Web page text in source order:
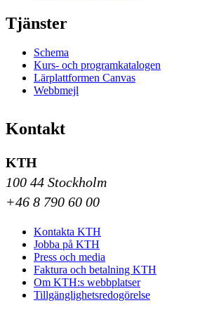
Tjänster
Schema
Kurs- och programkatalogen
Lärplattformen Canvas
Webbmejl
Kontakt
KTH
100 44 Stockholm
+46 8 790 60 00
Kontakta KTH
Jobba på KTH
Press och media
Faktura och betalning KTH
Om KTH:s webbplatser
Tillgänglighetsredogörelse